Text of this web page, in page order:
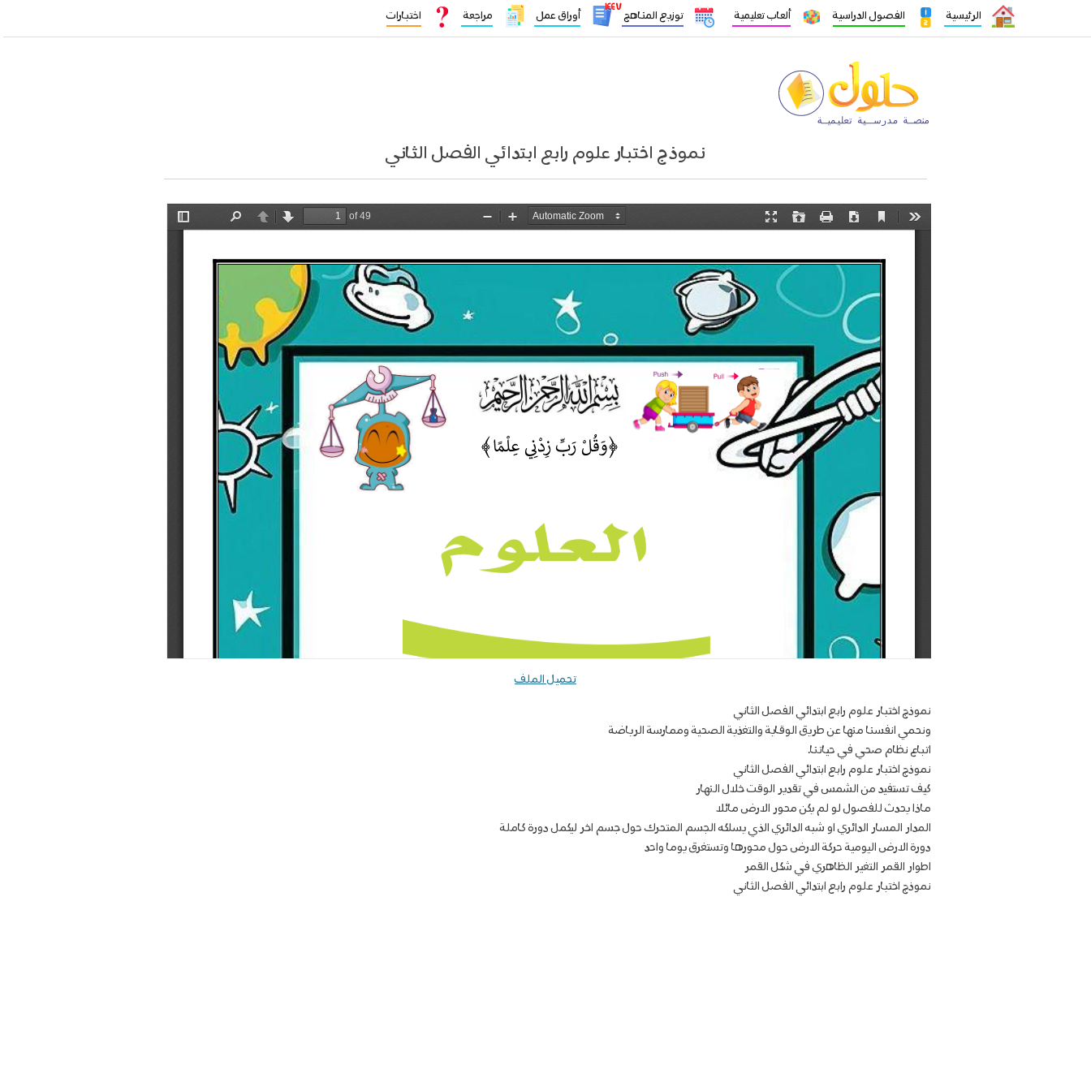
الرئيسية الفصول الدراسية ألعاب تعليمية توزيع المناهج
١٤٤٧
أوراق عمل مراجعة اختبارات
نموذج اختبار علوم رابع ابتدائي الفصل الثاني
تحميل الملف
نموذج اختبار علوم رابع ابتدائي الفصل الثاني
ونحمي انفسنا منها عن طريق الوقاية والتغذية الصحية وممارسة الرياضة
اتباع نظام صحي في حياتنا.
نموذج اختبار علوم رابع ابتدائي الفصل الثاني
كيف تستفيد من الشمس في تقدير الوقت خلال النهار
ماذا يحدث للفصول لو لم يكن محور الارض مائلا
المدار المسار الدائري او شبه الدائري الذي يسلكه الجسم المتحرك حول جسم اخر ليكمل دورة كاملة
دورة الارض اليومية حركة الارض حول محورها وتستغرق يوما واحد
اطوار القمر التغير الظاهري في شكل القمر
نموذج اختبار علوم رابع ابتدائي الفصل الثاني